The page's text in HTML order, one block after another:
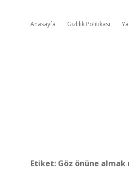
Anasayfa Gizlilik Politikası
Etiket: Göz önüne almak